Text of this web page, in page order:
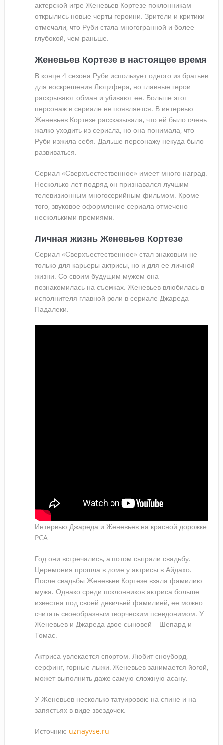
актерской игре Женевьев Кортезе поклонникам
открылись новые черты героини. Зрители и критики
отмечали, что Руби стала многогранной и более
глубокой, чем раньше.
Женевьев Кортезе в настоящее время
В конце 4 сезона Руби использует одного из братьев
для воскрешения Люцифера, но главные герои
раскрывают обман и убивают ее. Больше этот
персонаж в сериале не появляется. В интервью
Женевьев Кортезе рассказывала, что ей было очень
жалко уходить из сериала, но она понимала, что
Руби изжила себя. Дальше персонажу некуда было
развиваться.
Сериал «Сверхъестественное» имеет много наград.
Несколько лет подряд он признавался лучшим
телевизионным многосерийным фильмом. Кроме
того, звуковое оформление сериала отмечено
несколькими премиями.
Личная жизнь Женевьев Кортезе
Сериал «Сверхъестественное» стал знаковым не
только для карьеры актрисы, но и для ее личной
жизни. Со своим будущим мужем она
познакомилась на съемках. Женевьев влюбилась в
исполнителя главной роли в сериале Джареда
Падалеки.
Интервью Джареда и Женевьев на красной дорожке
PCA
Год они встречались, а потом сыграли свадьбу.
Церемония прошла в доме у актрисы в Айдахо.
После свадьбы Женевьев Кортезе взяла фамилию
мужа. Однако среди поклонников актриса больше
известна под своей девичьей фамилией, ее можно
считать своеобразным творческим псевдонимом. У
Женевьев и Джареда двое сыновей – Шепард и
Томас.
Актриса увлекается спортом. Любит сноуборд,
серфинг, горные лыжи. Женевьев занимается йогой,
может выполнить даже самую сложную асану.
У Женевьев несколько татуировок: на спине и на
запястьях в виде звездочек.
Источник: uznayvse.ru